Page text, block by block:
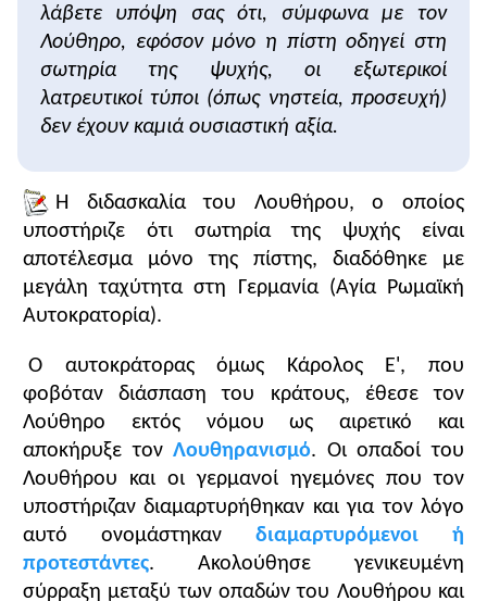
επιλύουν τις απορίες τους και για να
διευκολύνονται στις απαντήσεις των σχετικών
ερωτήσεων.
• Με προσεκτική ανάγνωση του χάρτη οι μαθητές
μπορούν να εντοπίσουν τις περιοχές, όπου
χριστιανική Ευρώπη εμφανίζεται διαιρεμένη σε
τρεις Εκκλησίες (δόγματα): την καθολική, την
προτεσταντική (με τις διαφοροποιήσει της) και την
ορθόδοξη.
Υποδείξεις για τις απαντήσεις στις ερωτήσεις β.μ.
1. Ερωτήσεις στο πλαίσιο του υποστηρικτικού
υλικού στο β.μ.
• Βλ. Επισημάνσεις για την πορεία διδασκαλίας
και Σχολιασμός του υποστηρικτικού υλικού και
διδακτική αξιοποίησή του.
2. Ερωτήσεις στο τέλος της διδακτικής ενότητας
του β.μ.
•Πρώτη Ερώτηση: Βλ. Αφόρμηση, Σχολιασμό του
υποστηρικτικού υλικού και διδακτική αξιοποίησή
του. Τα μέτρα που έλαβε η Εκκλησία είχαν
χαρακτήρα: α.θρησκευτικό: αντιπαράθεση με τον
λάβετε υπόψη σας ότι, σύμφωνα με τον
Λούθηρο, εφόσον μόνο η πίστη οδηγεί στη
σωτηρία της ψυχής, οι εξωτερικοί
λατρευτικοί τύποι (όπως νηστεία, προσευχή)
δεν έχουν καμιά ουσιαστική αξία.
Η διδασκαλία του Λουθήρου, ο οποίος
υποστήριζε ότι σωτηρία της ψυχής είναι
αποτέλεσμα μόνο της πίστης, διαδόθηκε με
μεγάλη ταχύτητα στη Γερμανία (Αγία Ρωμαϊκή
Αυτοκρατορία).
Ο αυτοκράτορας όμως Κάρολος Ε', που
φοβόταν διάσπαση του κράτους, έθεσε τον
Λούθηρο εκτός νόμου ως αιρετικό και
αποκήρυξε τονΛουθηρανισμό. Οι οπαδοί του
Λουθήρου και οι γερμανοί ηγεμόνες που τον
υποστήριζαν διαμαρτυρήθηκαν και για τον λόγο
αυτό ονομάστηκαν διαμαρτυρόμενοι ή
προτεστάντες. Ακολούθησε γενικευμένη
σύρραξη μεταξύ των οπαδών του Λουθήρου και